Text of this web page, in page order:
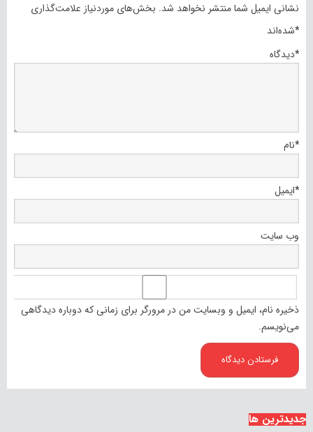
نشانی ایمیل شما منتشر نخواهد شد. بخش‌های موردنیاز علامت‌گذاری
شده‌اند*
دیدگاه*
نام*
ایمیل*
وب‌ سایت
ذخیره نام، ایمیل و وبسایت من در مرورگر برای زمانی که دوباره دیدگاهی
می‌نویسم.
جدیدترین ها